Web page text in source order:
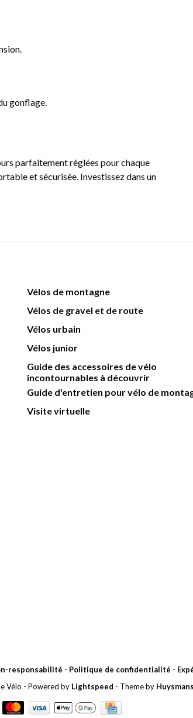
gonflage.
parfaitement réglées pour chaque
et sécurisée. Investissez dans un
Vélos de montagne
Vélos de gravel et de route
Vélos urbain
Vélos junior
Guide des accessoires de vélo
incontournables à découvrir
Guide d'entretien pour vélo de
Visite virtuelle
responsabilité - Politique de confidentialité -
Vélo - Powered by Lightspeed - Theme by